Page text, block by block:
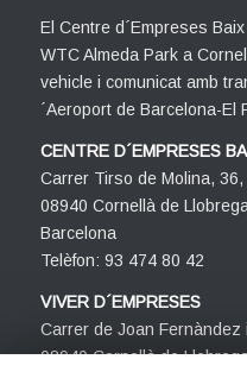
El Centre d´Empreses
WTC Almeda Park a
vehicle i comunicat amb
´Aeroport de Barcelona-El
CENTRE D´EMPRESES
Carrer Tirso de Molina, 36,
08940 Cornellà de
Barcelona
Telèfon: 93 474 80 42
VIVER D´EMPRESES
Carrer de Joan Fernàndez
08940 Cornellà de